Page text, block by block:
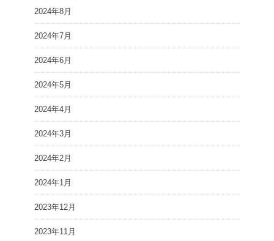
2024年8月
2024年7月
2024年6月
2024年5月
2024年4月
2024年3月
2024年2月
2024年1月
2023年12月
2023年11月